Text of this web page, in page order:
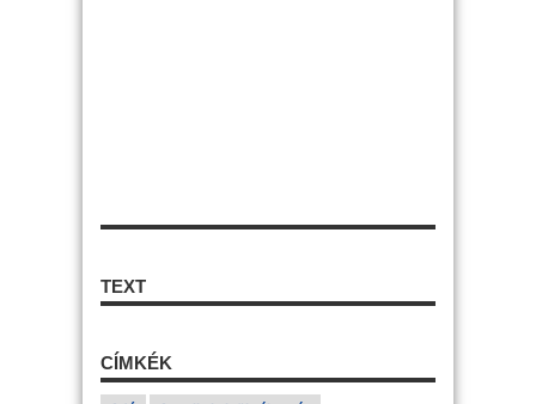
TEXT
CÍMKÉK